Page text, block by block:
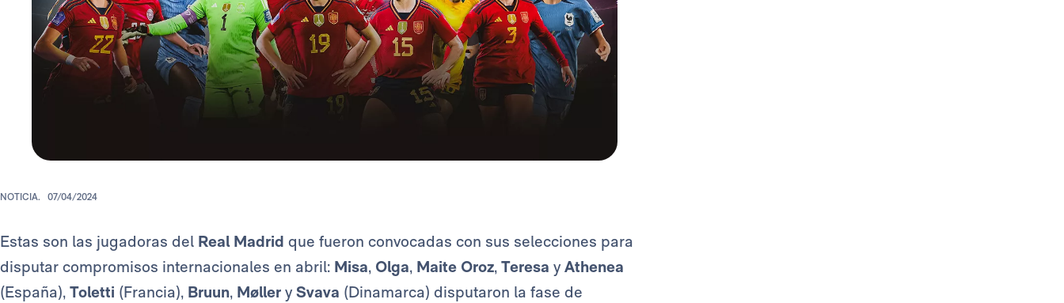
NOTICIA. 07/04/2024
Estas son las jugadoras del Real Madrid que fueron convocadas con sus selecciones para
disputar compromisos internacionales en abril: Misa, Olga, Maite Oroz, Teresa y Athenea
(España), Toletti (Francia), Bruun, Møller y Svava (Dinamarca) disputaron la fase de